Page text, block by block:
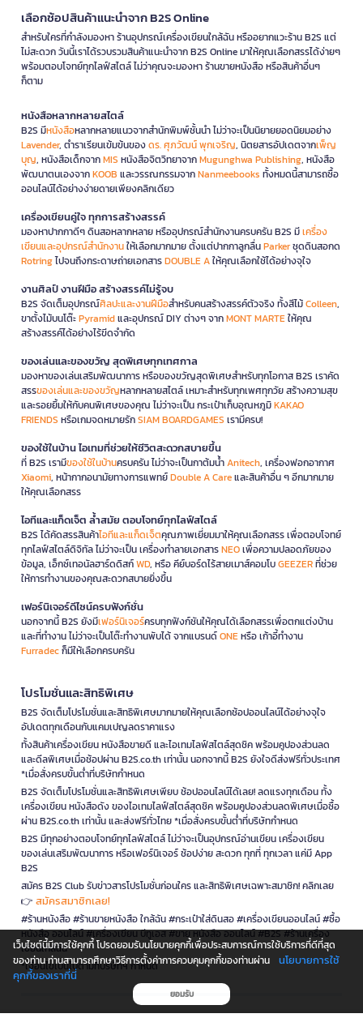
เลือกช้อปสินค้าแนะนำจาก B2S Online
สำหรับใครที่กำลังมองหา ร้านอุปกรณ์เครื่องเขียนใกล้ฉัน หรืออยากแวะร้าน B2S แต่
ไม่สะดวก วันนี้เราได้รวบรวมสินค้าแนะนำจาก B2S Online มาให้คุณเลือกสรรได้ง่ายๆ
พร้อมตอบโจทย์ทุกไลฟ์สไตล์ ไม่ว่าคุณจะมองหา ร้านขายหนังสือ หรือสินค้าอื่นๆ
ก็ตาม
หนังสือหลากหลายสไตล์
B2S มีหนังสือหลากหลายแนวจากสำนักพิมพ์ชั้นนำ ไม่ว่าจะเป็นนิยายยอดนิยมอย่าง
Lavender, ตำราเรียนเข้มข้นของดร. ศุภวัฒน์ พุกเจริญ, นิตยสารอัปเดตจากเพ็ญ
บุญ, หนังสือเด็กจากMIS หนังสือจิตวิทยาจากMugunghwa Publishing, หนังสือ
พัฒนาตนเองจากKOOB และวรรณกรรมจากNanmeebooks ทั้งหมดนี้สามารถซื้อ
ออนไลน์ได้อย่างง่ายดายเพียงคลิกเดียว
เครื่องเขียนคู่ใจ ทุกการสร้างสรรค์
มองหาปากกาดีๆ ดินสอหลากหลาย หรืออุปกรณ์สำนักงานครบครัน B2S มีเครื่อง
เขียนและอุปกรณ์สำนักงานให้เลือกมากมาย ตั้งแต่ปากกาลูกลื่นParkerชุดดินสอกด
Rotringไปจนถึงกระดาษถ่ายเอกสารDOUBLE Aให้คุณเลือกใช้ได้อย่างจุใจ
งานศิลป์ งานฝีมือ สร้างสรรค์ไม่รู้จบ
B2S จัดเต็มอุปกรณ์ศิลปะและงานฝีมือสำหรับคนสร้างสรรค์ตัวจริง ทั้งสีไม้Colleen,
ขาตั้งไม้บนโต๊ะPyramidและอุปกรณ์ DIY ต่างๆ จากMONT MARTEให้คุณ
สร้างสรรค์ได้อย่างไร้ขีดจำกัด
ของเล่นและของขวัญ สุดพิเศษทุกเทศกาล
มองหาของเล่นเสริมพัฒนาการ หรือของขวัญสุดพิเศษสำหรับทุกโอกาส B2S เราคัด
สรรของเล่นและของขวัญหลากหลายสไตล์ เหมาะสำหรับทุกเพศทุกวัย สร้างความสุข
และรอยยิ้มให้กับคนพิเศษของคุณ ไม่ว่าจะเป็น กระเป๋าเก็บอุณหภูมิKAKAO
FRIENDS หรือเกมจดหมายรักSIAM BOARDGAMES เรามีครบ!
ของใช้ในบ้าน ไอเทมที่ช่วยให้ชีวิตสะดวกสบายขึ้น
ที่ B2S เรามีของใช้ในบ้านครบครัน ไม่ว่าจะเป็นกาต้มน้ำAnitech, เครื่องฟอกอากาศ
Xiaomi, หน้ากากอนามัยทางการแพทย์Double A Careและสินค้าอื่น ๆ อีกมากมาย
ให้คุณเลือกสรร
ไอทีและแก็ดเจ็ต ล้ำสมัย ตอบโจทย์ทุกไลฟ์สไตล์
B2S ได้คัดสรรสินค้าไอทีและแก็ดเจ็ตคุณภาพเยี่ยมมาให้คุณเลือกสรร เพื่อตอบโจทย์
ทุกไลฟ์สไตล์ดิจิทัล ไม่ว่าจะเป็น เครื่องทำลายเอกสารNEOเพื่อความปลอดภัยของ
ข้อมูล, เอ็กซ์เทอนัลฮาร์ดดิสก์WD, หรือ คีย์บอร์ดไร้สายเมาส์คอมโบGEEZERที่ช่วย
ให้การทำงานของคุณสะดวกสบายยิ่งขึ้น
เฟอร์นิเจอร์ดีไซน์ครบฟังก์ชั่น
นอกจากนี้ B2S ยังมีเฟอร์นิเจอร์ครบทุกฟังก์ชันให้คุณได้เลือกสรรเพื่อตกแต่งบ้าน
และที่ทำงาน ไม่ว่าจะเป็นโต๊ะทำงานพับได้ จากแบรนด์ONEหรือ เก้าอี้ทำงาน
Furradecก็มีให้เลือกครบครัน
โปรโมชั่นและสิทธิพิเศษ
B2S จัดเต็มโปรโมชั่นและสิทธิพิเศษมากมายให้คุณเลือกช้อปออนไลน์ได้อย่างจุใจ
อัปเดตทุกเดือนกับแคมเปญลดราคาแรง
ทั้งสินค้าเครื่องเขียน หนังสือขายดี และไอเทมไลฟ์สไตล์สุดชิค พร้อมคูปองส่วนลด
และดีลพิเศษเมื่อช้อปผ่าน B2S.co.th เท่านั้น นอกจากนี้ B2S ยังใจดีส่งฟรีทั่วประเทศ
*เมื่อสั่งครบขั้นต่ำที่บริษัทกำหนด
B2S จัดเต็มโปรโมชั่นและสิทธิพิเศษเพียบ ช้อปออนไลน์ได้เลย! ลดแรงทุกเดือน ทั้ง
เครื่องเขียน หนังสือดัง ของไอเทมไลฟ์สไตล์สุดชิค พร้อมคูปองส่วนลดพิเศษเมื่อซื้อ
ผ่าน B2S.co.th เท่านั้น และส่งฟรีทั่วไทย *เมื่อสั่งครบขั้นต่ำที่บริษัทกำหนด
B2S มีทุกอย่างตอบโจทย์ทุกไลฟ์สไตล์ ไม่ว่าจะเป็นอุปกรณ์อ่านเขียน เครื่องเขียน
ของเล่นเสริมพัฒนาการ หรือเฟอร์นิเจอร์ ช้อปง่าย สะดวก ทุกที่ ทุกเวลา แค่มี App
B2S
สมัคร B2S Club รับข่าวสารโปรโมชั่นก่อนใคร และสิทธิพิเศษเฉพาะสมาชิก! คลิกเลย
👉 สมัครสมาชิกเลย!
#ร้านหนังสือ #ร้านขายหนังสือ ใกล้ฉัน #กระเป๋าใส่ดินสอ #เครื่องเขียนออนไลน์ #ซื้อ
หนังสือ ออนไลน์ #เครื่องเขียน บีทูเอส #ขาย หนังสือ ออนไลน์ #B2S #ร้านเครื่อง
เขียนใกล้ฉัน
*เงื่อนไขเป็นไปตามที่บริษัทฯ กำหนด
เว็บไซต์นี้มีการใช้คุกกี้ โปรดยอมรับนโยบายคุกกี้เพื่อประสบการณ์การใช้บริการที่ดีที่สุด
ของท่าน ท่านสามารถศึกษาวิธีการตั้งค่าการควบคุมคุกกี้ของท่านผ่าน
นโยบายการใช้
คุกกี้ของเราที่นี่
ยอมรับ